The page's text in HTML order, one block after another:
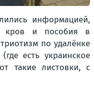
информацией,
кров и пособия в
по удалёнке
есть украинское
такие листовки, с